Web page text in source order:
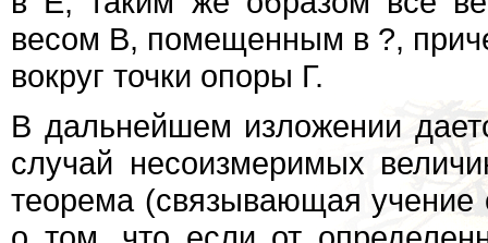
весом В, помещенным в ?,
вокруг точки опоры Г.
В дальнейшем изложении
случай несоизмеримых
теорема (связывающая учение